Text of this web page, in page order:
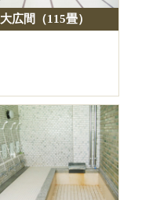
大広間（115畳）